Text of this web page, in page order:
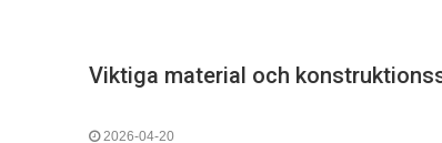
2026-04-20